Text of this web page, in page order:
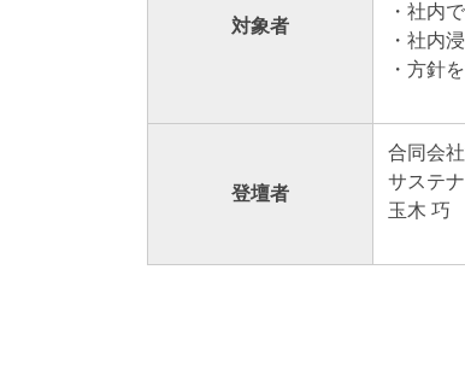
対象者
・社内
・社内
・方針
登壇者
合同会
サステ
玉木 巧